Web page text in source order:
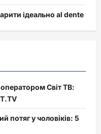
ідеально al dente
оператором Світ ТВ:
потяг у чоловіків: 5